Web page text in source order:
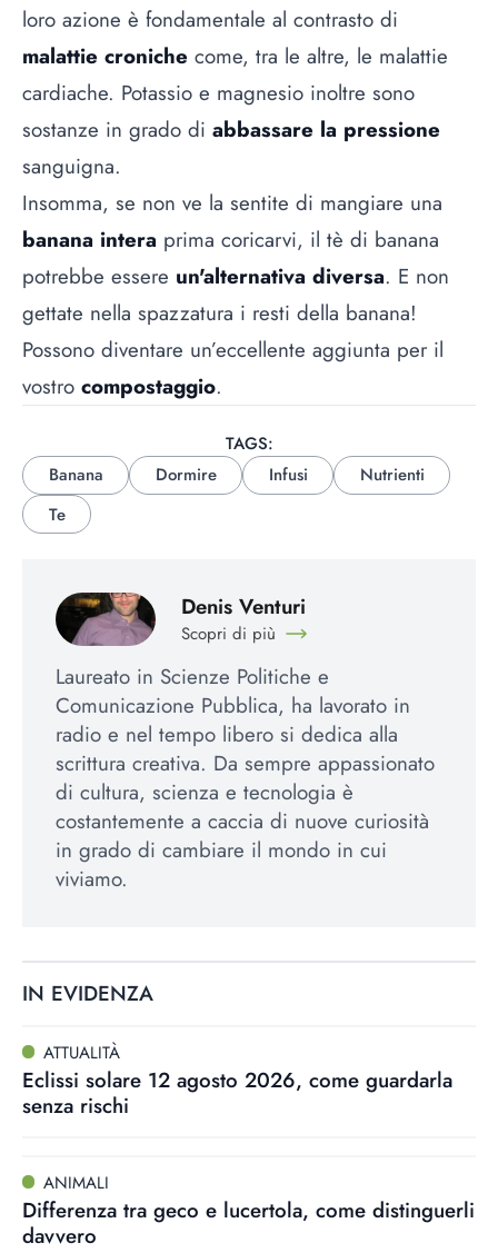
loro azione è fondamentale al contrasto di
malattie croniche come, tra le altre, le malattie
cardiache. Potassio e magnesio inoltre sono
sostanze in grado di abbassare la pressione
sanguigna.
Insomma, se non ve la sentite di mangiare una
banana intera prima coricarvi, il tè di banana
potrebbe essere un'alternativa diversa. E non
gettate nella spazzatura i resti della banana!
Possono diventare un’eccellente aggiunta per il
vostro compostaggio.
TAGS:
Banana
Dormire Infusi
Nutrienti
Te
Denis Venturi
Scopri di più
Laureato in Scienze Politiche e
Comunicazione Pubblica, ha lavorato in
radio e nel tempo libero si dedica alla
scrittura creativa. Da sempre appassionato
di cultura, scienza e tecnologia è
costantemente a caccia di nuove curiosità
in grado di cambiare il mondo in cui
viviamo.
IN EVIDENZA
ATTUALITÀ
Eclissi solare 12 agosto 2026, come guardarla
senza rischi
ANIMALI
Differenza tra geco e lucertola, come distinguerli
davvero